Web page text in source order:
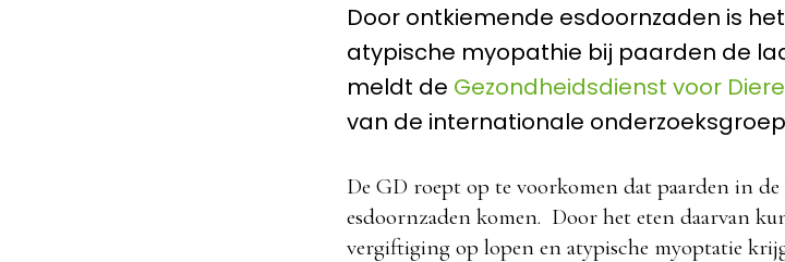
Door ontkiemende esdoornzaden is
atypische myopathie bij paarden de
meldt de Gezondheidsdienst voor
van de internationale
De GD roept op te voorkomen dat paarden in
esdoornzaden komen. Door het eten daarvan
vergiftiging op lopen en atypische myoptatie